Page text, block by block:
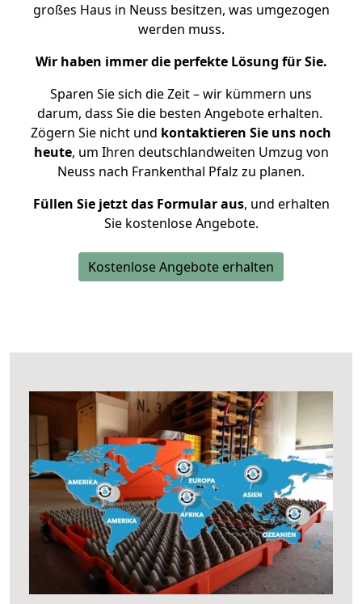
großes Haus in Neuss besitzen, was umgezogen
werden muss.
Wir haben immer die perfekte Lösung für Sie.
Sparen Sie sich die Zeit – wir kümmern uns
darum, dass Sie die besten Angebote erhalten.
Zögern Sie nicht und kontaktieren Sie uns noch
heute, um Ihren deutschlandweiten Umzug von
Neuss nach Frankenthal Pfalz zu planen.
Füllen Sie jetzt das Formular aus, und erhalten
Sie kostenlose Angebote.
Kostenlose Angebote erhalten